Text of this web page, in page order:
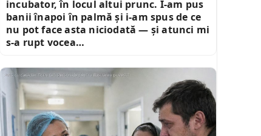
incubator, în locul altui prunc. I-am pus
banii înapoi în palmă și i-am spus de ce
nu pot face asta niciodată — și atunci mi
s-a rupt vocea…